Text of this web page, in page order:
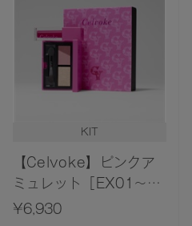
KIT
【Celvoke】ピンクア
ミュレット［EX01～
EX02］＜限定品＞
¥6,930